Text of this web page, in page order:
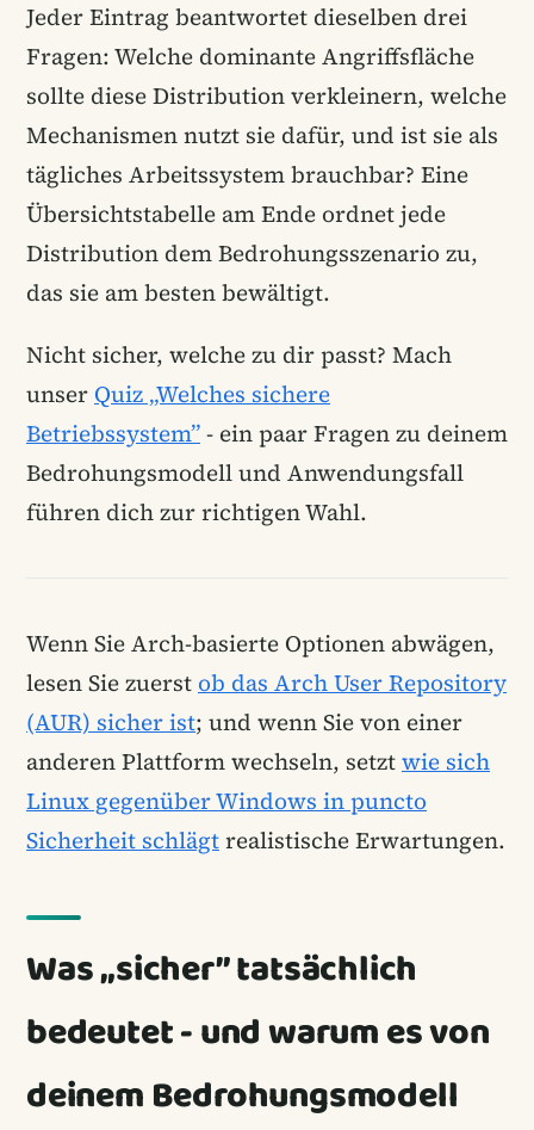
Jeder Eintrag beantwortet dieselben drei
Fragen: Welche dominante Angriffsfläche
sollte diese Distribution verkleinern, welche
Mechanismen nutzt sie dafür, und ist sie als
tägliches Arbeitssystem brauchbar? Eine
Übersichtstabelle am Ende ordnet jede
Distribution dem Bedrohungsszenario zu,
das sie am besten bewältigt.
Nicht sicher, welche zu dir passt? Mach
unser Quiz „Welches sichere
Betriebssystem”- ein paar Fragen zu deinem
Bedrohungsmodell und Anwendungsfall
führen dich zur richtigen Wahl.
Wenn Sie Arch-basierte Optionen abwägen,
lesen Sie zuerst ob das Arch User Repository
(AUR) sicher ist; und wenn Sie von einer
anderen Plattform wechseln, setztwie sich
Linux gegenüber Windows in puncto
Sicherheit schlägtrealistische Erwartungen.
Was „sicher” tatsächlich
bedeutet - und warum es von
deinem Bedrohungsmodell